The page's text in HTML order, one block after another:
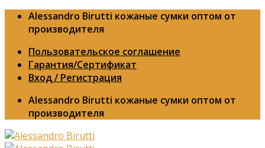
Skip Alessandro Birutti кожаные сумки оптом от
производителя
Пользовательское соглашение
Гарантия/Сертификат
Вход / Регистрация
Alessandro Birutti кожаные сумки оптом от
производителя